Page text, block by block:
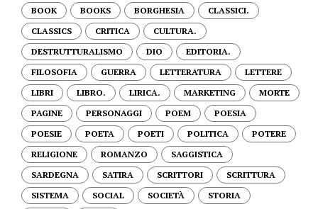
BOOK
BOOKS BORGHESIA
CLASSICI.
CLASSICS
CRITICA
CULTURA.
DESTRUTTURALISMO
DIO
EDITORIA.
FILOSOFIA
GUERRA LETTERATURA
LETTERE
LIBRI
LIBRO. LIRICA. MARKETING
MORTE
PAGINE
PERSONAGGI POEM
POESIA
POESIE
POETA POETI POLITICA
POTERE
RELIGIONE
ROMANZO
SAGGISTICA
SARDEGNA
SATIRA SCRITTORI
SCRITTURA
SISTEMA
SOCIAL SOCIETÀ
STORIA